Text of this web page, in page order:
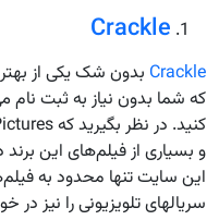
Crackle
Crackle بدون شک یکی از
که شما بدون نیاز به ثبت نام
این سایت تنها محدود به
سریالهای تلویزیونی را نیز در